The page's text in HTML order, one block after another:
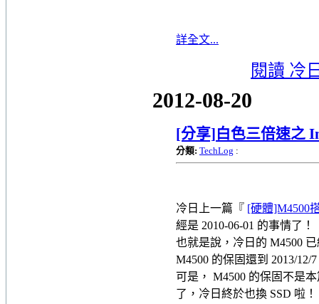
詳全文...
閱讀 冷
2012-08-20
[分享]白色三倍速之
分類: TechLog :
冷日上一篇『 [硬體]M4500
經是 2010-06-01 的事情了！
也就是說，冷日的 M4500
M4500 的保固還到 2013/12/
可是， M4500 的保固不是
了，冷日終於也換 SSD 啦！